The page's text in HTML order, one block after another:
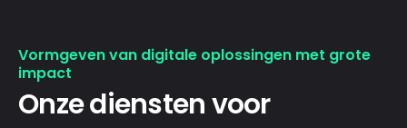
Vormgeven van digitale oplossingen met grote
impact
Onze diensten voor